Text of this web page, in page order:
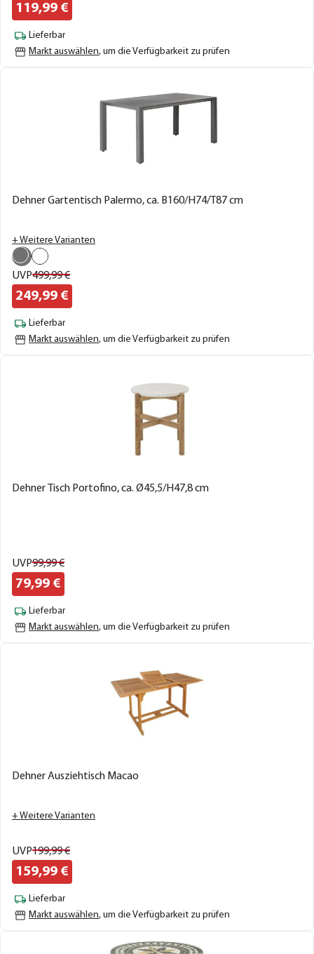
119,99 €
Lieferbar
Markt auswählen, um die Verfügbarkeit zu prüfen
Dehner Gartentisch Palermo, ca. B160/H74/T87 cm
+ Weitere Varianten
UVP499,99€
249,99 €
Lieferbar
Markt auswählen, um die Verfügbarkeit zu prüfen
Dehner Tisch Portofino, ca. Ø45,5/H47,8 cm
UVP99,99€
79,99 €
Lieferbar
Markt auswählen, um die Verfügbarkeit zu prüfen
Dehner Ausziehtisch Macao
+ Weitere Varianten
UVP199,99€
159,99 €
Lieferbar
Markt auswählen, um die Verfügbarkeit zu prüfen